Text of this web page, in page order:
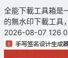
全能下載工具箱是
的無水印下載工具
2026-08-07 126 0